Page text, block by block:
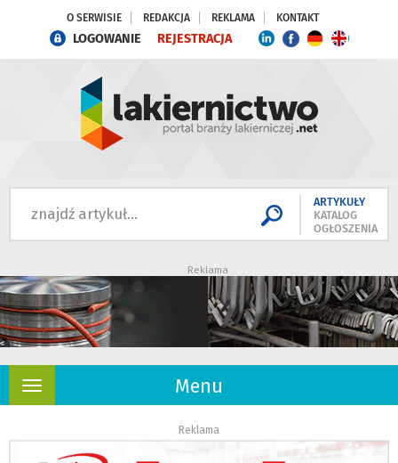
O SERWISIE REDAKCJA REKLAMA KONTAKT
LOGOWANIE REJESTRACJA
ARTYKUŁY
KATALOG
OGŁOSZENIA
Reklama
Menu
Rozwiń
Reklama